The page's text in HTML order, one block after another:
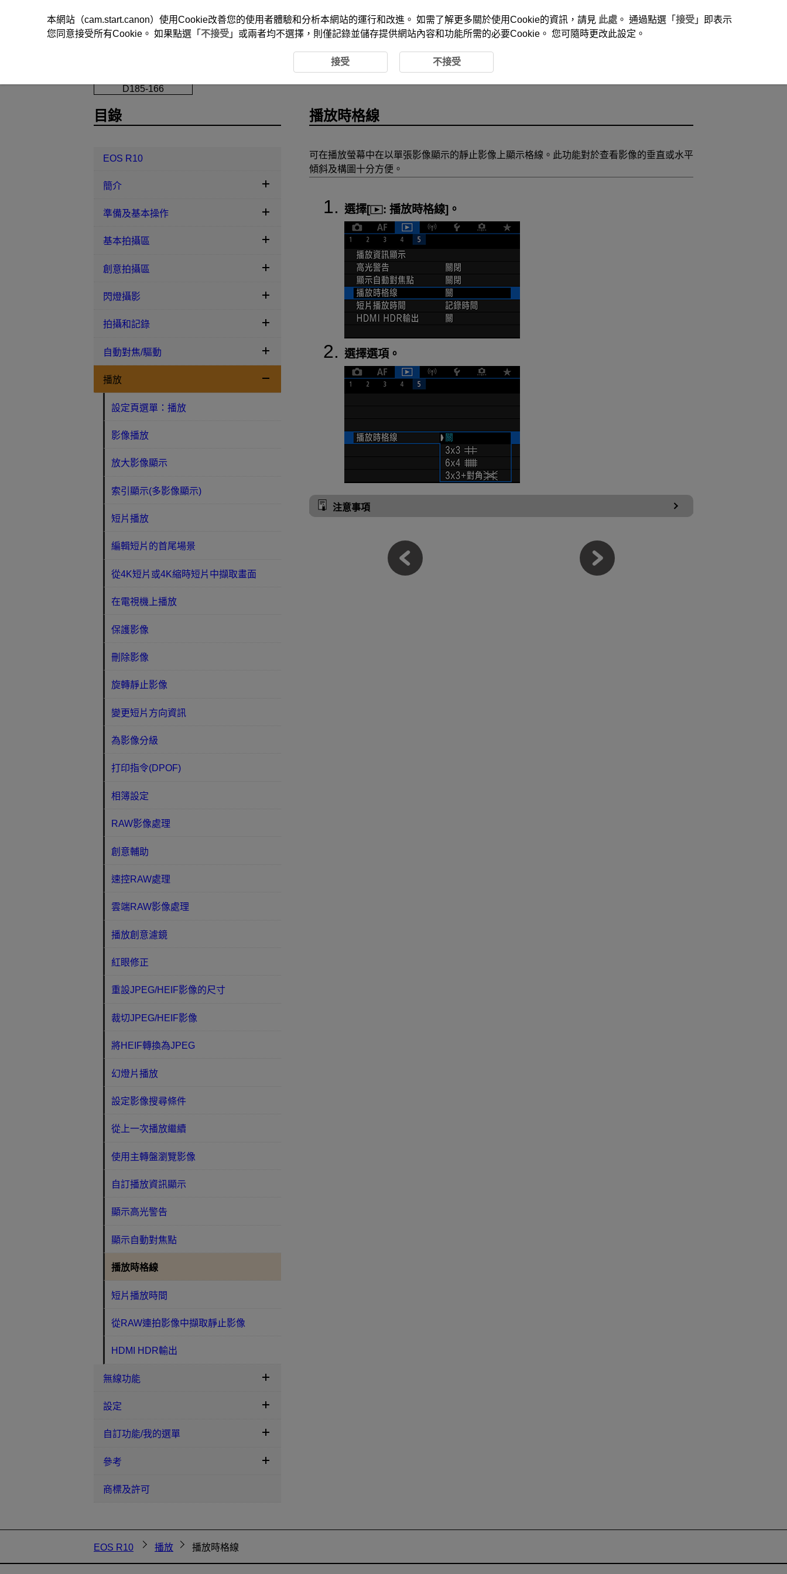
D185-166
播放時格線
可在播放螢幕中在以單張影像顯示的靜止影像上顯示格線。此功能對於查看影像的垂直或水平
傾斜及構圖十分方便。
選擇[ : 播放時格線]。
選擇選項。
注意事項
目錄
EOS R10
簡介
準備及基本操作
基本拍攝區
創意拍攝區
閃燈攝影
拍攝和記錄
自動對焦/驅動
播放
設定頁選單：播放
影像播放
放大影像顯示
索引顯示(多影像顯示)
短片播放
編輯短片的首尾場景
從4K短片或4K縮時短片中擷取畫面
在電視機上播放
保護影像
刪除影像
旋轉靜止影像
變更短片方向資訊
為影像分級
打印指令(DPOF)
相簿設定
RAW影像處理
創意輔助
速控RAW處理
雲端RAW影像處理
播放創意濾鏡
紅眼修正
重設JPEG/HEIF影像的尺寸
裁切JPEG/HEIF影像
將HEIF轉換為JPEG
幻燈片播放
設定影像搜尋條件
從上一次播放繼續
使用主轉盤瀏覽影像
自訂播放資訊顯示
顯示高光警告
顯示自動對焦點
播放時格線
短片播放時間
從RAW連拍影像中擷取靜止影像
HDMI HDR輸出
無線功能
設定
自訂功能/我的選單
參考
商標及許可
EOS R10 播放 播放時格線
本網站（cam.start.canon）使用Cookie改善您的使用者體驗和分析本網站的運行和改進。 如需了解更多關於使用Cookie的資訊，請見 此處 。 通過點選「 接受 」即表示
您同意接受所有Cookie。 如果點選「 不接受 」或兩者均不選擇，則僅記錄並儲存提供網站內容和功能所需的必要Cookie。 您可隨時更改此設定。
接受 不接受